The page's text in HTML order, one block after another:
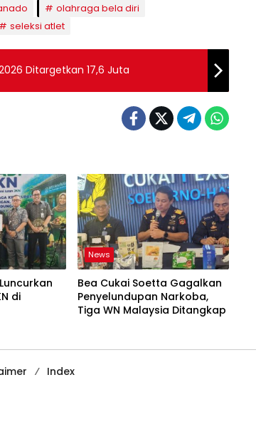
olahraga bela diri
seleksi atlet
Ditargetkan 17,6 Juta
di
News
Bea Cukai Soetta Gagalkan
Penyelundupan Narkoba,
Tiga WN Malaysia Ditangkap
Index